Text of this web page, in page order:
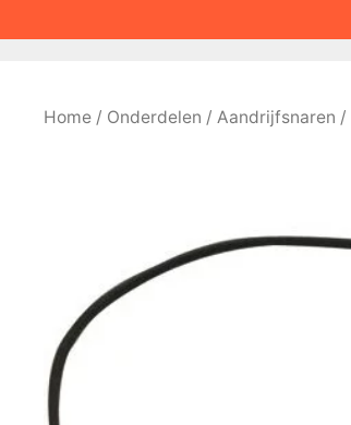
Home / Onderdelen / Aandrijfsnaren /